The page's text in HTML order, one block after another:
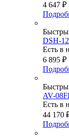
4 647 ₽
DSH-
Есть в
6 895 ₽
AV-
Есть в
44 170